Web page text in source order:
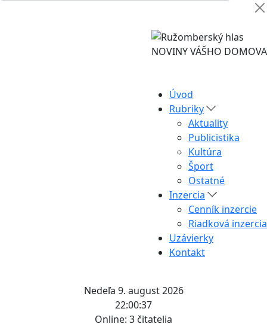
NOVINY VÁŠHO DOMOVA
Úvod
Rubriky
Aktuality
Publicistika
Kultúra
Šport
Ostatné
Inzercia
Cenník inzercie
Riadková inzercia
Uzávierky
Kontakt
Nedeľa 9. august 2026
22:00:37
Online: 3 čitatelia